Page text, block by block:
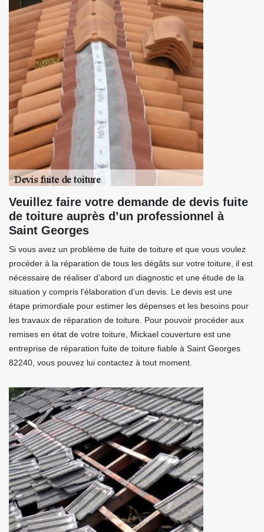
Veuillez faire votre demande de devis fuite
de toiture auprès d’un professionnel à
Saint Georges
Si vous avez un problème de fuite de toiture et que vous voulez
procéder à la réparation de tous les dégâts sur votre toiture, il est
nécessaire de réaliser d’abord un diagnostic et une étude de la
situation y compris l’élaboration d’un devis. Le devis est une
étape primordiale pour estimer les dépenses et les besoins pour
les travaux de réparation de toiture. Pour pouvoir procéder aux
remises en état de votre toiture, Mickael couverture est une
entreprise de réparation fuite de toiture fiable à Saint Georges
82240, vous pouvez lui contactez à tout moment.